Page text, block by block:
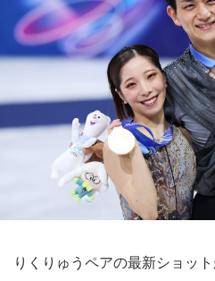
りくりゅうペアの最新ショッ